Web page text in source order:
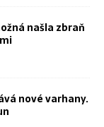
našla zbraň
nové varhany.